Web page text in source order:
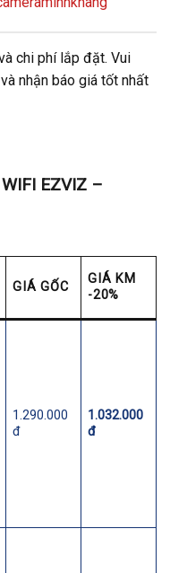
chi phí lắp đặt. Vui
nhận báo giá tốt nhất
EZVIZ –
GIÁ GỐC
GIÁ KM
-20%
1.290.000
đ
1.032.000
đ